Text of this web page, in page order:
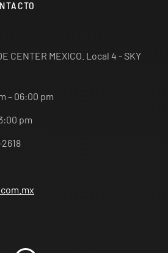
CENTER MEXICO. Local 4 - SKY
– 06:00 pm
pm